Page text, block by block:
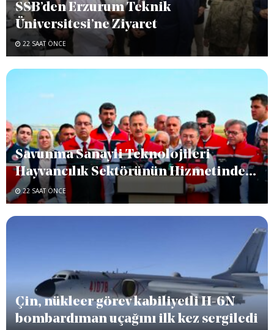
SSB’den Erzurum Teknik
Üniversitesi’ne Ziyaret
22 SAAT ÖNCE
Savunma Sanayii Teknolojileri
Hayvancılık Sektörünün Hizmetinde...
22 SAAT ÖNCE
Çin, nükleer görev kabiliyetli H-6N
bombardıman uçağını ilk kez sergiledi